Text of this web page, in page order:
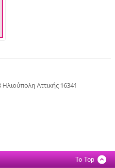
Αττικής 16341
To Top